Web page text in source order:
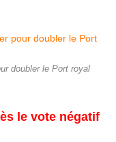
doubler le Port royal
le vote négatif